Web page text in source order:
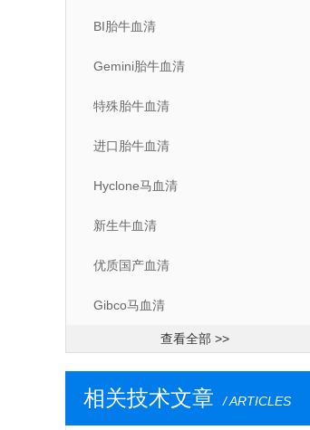
BI胎牛血清
Gemini胎牛血清
特殊胎牛血清
进口胎牛血清
Hyclone马血清
新生牛血清
优质国产血清
Gibco马血清
查看全部 >>
相关技术文章 / ARTICLES